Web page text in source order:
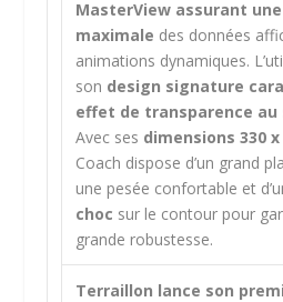
MasterView assurant
maximale des données
animations dynamiques.
son design signature
effet de transparence
Avec ses dimensions 330 x
Coach dispose d’un grand
une pesée confortable et
choc sur le contour pour
grande robustesse.
Terraillon lance son